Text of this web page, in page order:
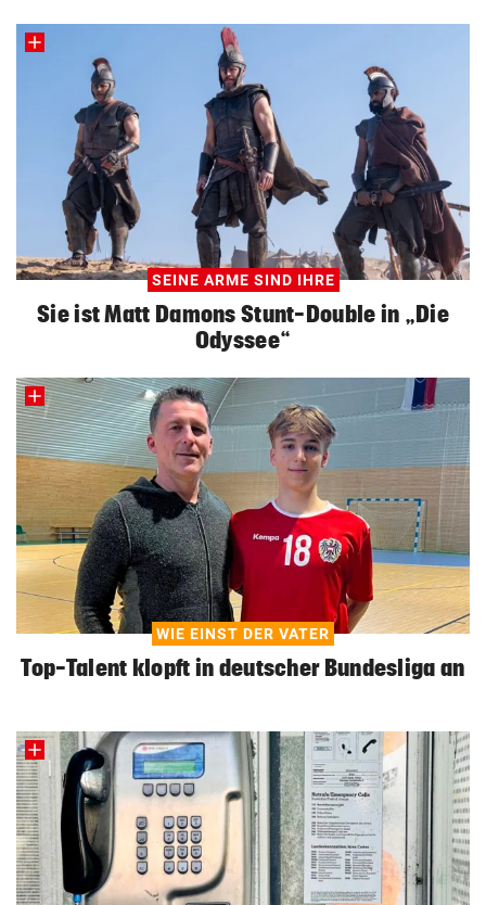
SEINE ARME SIND IHRE
Sie ist Matt Damons Stunt-Double in „Die
Odyssee“
WIE EINST DER VATER
Top-Talent klopft in deutscher Bundesliga an